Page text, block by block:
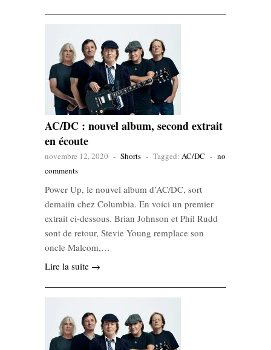
AC/DC : nouvel album, second extrait
en écoute
novembre 12, 2020 - Shorts - Tagged: AC/DC - no
comments
Power Up, le nouvel album d’AC/DC, sort
demaiin chez Columbia. En voici un premier
extrait ci-dessous. Brian Johnson et Phil Rudd
sont de retour, Stevie Young remplace son
oncle Malcom,…
Lire la suite →